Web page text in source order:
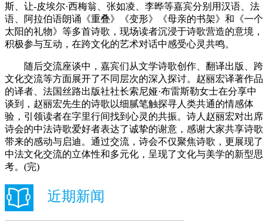
斯、让-皮埃尔·西梅翁、张如凌、李晔等嘉宾分别用汉语、法
语、阿拉伯语朗诵《重叠》《变形》《母亲的书架》和《一个
太阳的礼物》等多首诗歌，现场读者沉浸于诗歌营造的意境，
积极参与互动，在跨文化的艺术对话中感受心灵共鸣。
随后交流座谈中，嘉宾们从文学诗歌创作、翻译出版、跨
文化交流等方面展开了不同层次的深入探讨。赵丽宏译著作品
的译者、法国丝路出版社社长索尼娅·布雷斯勒女士在分享中
谈到，赵丽宏先生的诗歌以细腻笔触探寻人类共通的情感体
验，引领读者在字里行间找到心灵的共振。诗人赵丽宏对出席
诗会的中法诗歌爱好者表达了诚挚的谢意，感谢大家共享诗歌
带来的感动与启迪。通过交流，诗会不仅聚焦诗歌，更展现了
中法文化交流的立体性和多元化，呈现了文化与美学的新型思
考。(完)